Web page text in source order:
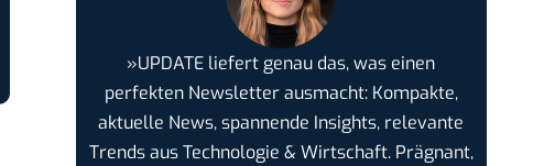
»UPDATE liefert genau das, was einen
perfekten Newsletter ausmacht: Kompakte,
aktuelle News, spannende Insights, relevante
Trends aus Technologie & Wirtschaft. Prägnant,